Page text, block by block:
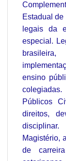
Estadual
legais da
especial.
ensino
Públicos
direitos,
Magistério,
de